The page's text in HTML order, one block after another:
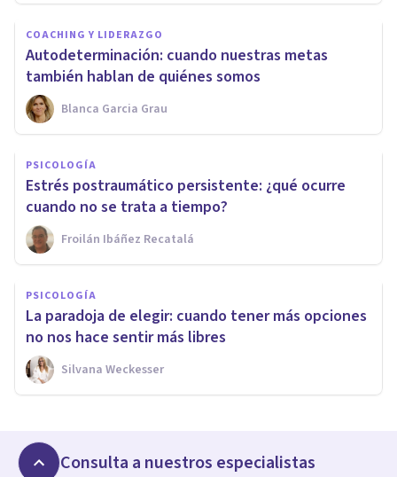
COACHING Y LIDERAZGO
Autodeterminación: cuando nuestras metas
también hablan de quiénes somos
Blanca Garcia Grau
PSICOLOGÍA
Estrés postraumático persistente: ¿qué ocurre
cuando no se trata a tiempo?
Froilán Ibáñez Recatalá
PSICOLOGÍA
La paradoja de elegir: cuando tener más opciones
no nos hace sentir más libres
Silvana Weckesser
Consulta a nuestros especialistas